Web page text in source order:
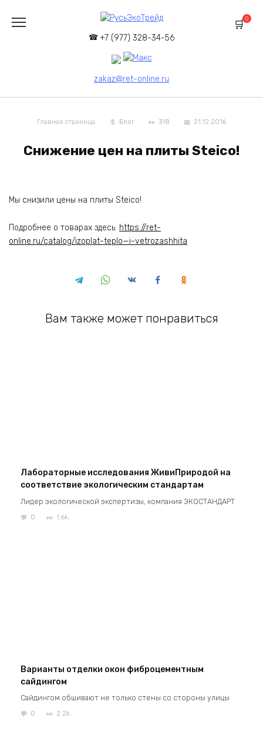
содержанию
+7 (977) 328-34-56
zakaz@ret-online.ru
0
Главная страница Блог 318 21.12.2016
Снижение цен на плиты Steico!
Мы снизили цены на плиты Steico!
Подробнее о товарах здесь: https://ret-
online.ru/catalog/izoplat-teplo—i-vetrozashhita
Вам также может понравиться
Лабораторные исследования ЖивиПриродой на
соответствие экологическим стандартам
Лидер экологической экспертизы, компания ЭКОСТАНДАРТ
0 1.6k.
Варианты отделки окон фиброцементным
сайдингом
Сайдингом обшивают не только стены со стороны улицы
0 2.2k.